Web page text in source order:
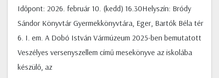
Időpont: 2026. február 10. (kedd) 16.30Helyszín: Bródy
Sándor Könyvtár Gyermekkönyvtára, Eger, Bartók Béla tér
6. I. em. A Dobó István Vármúzeum 2025-ben bemutatott
Veszélyes versenyszellem című mesekönyve az iskolába
készülő, az